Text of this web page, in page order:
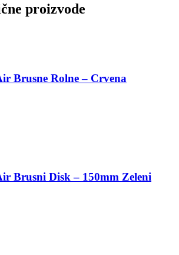
proizvode
Brusne Rolne – Crvena
Brusni Disk – 150mm Zeleni